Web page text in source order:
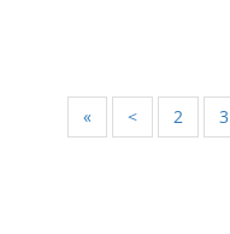
« < 2 3